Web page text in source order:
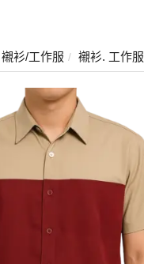
襯衫/工作服 襯衫. 工作服